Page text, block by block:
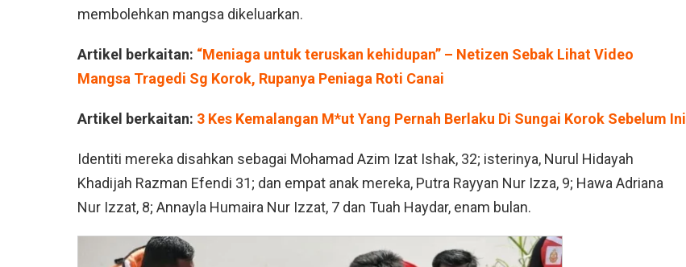
membolehkan mangsa dikeluarkan.
Artikel berkaitan: “Meniaga untuk teruskan kehidupan” – Netizen Sebak Lihat Video
Mangsa Tragedi Sg Korok, Rupanya Peniaga Roti Canai
Artikel berkaitan: 3 Kes Kemalangan M*ut Yang Pernah Berlaku Di Sungai Korok Sebelum Ini
Identiti mereka disahkan sebagai Mohamad Azim Izat Ishak, 32; isterinya, Nurul Hidayah
Khadijah Razman Efendi 31; dan empat anak mereka, Putra Rayyan Nur Izza, 9; Hawa Adriana
Nur Izzat, 8; Annayla Humaira Nur Izzat, 7 dan Tuah Haydar, enam bulan.